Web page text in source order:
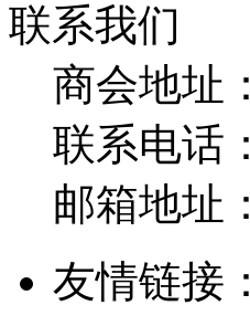
联系我们
商会地址：
联系电话：
邮箱地址：
友情链接：